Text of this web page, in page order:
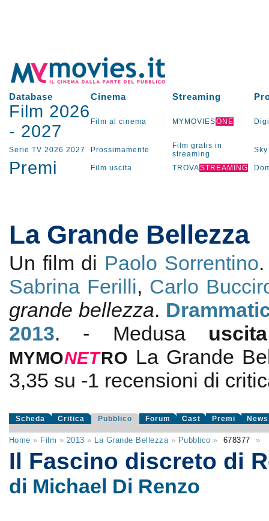
Database Cinema Streaming
Film 2026
- 2027 Film al cinema MYMOVIESONE
Serie TV 2026 2027 Prossimamente
Film gratis in
streaming
Sky
Premi Film uscita TROVASTREAMING
La Grande Bellezza
Un film di Paolo Sorrentino
Sabrina Ferilli, Carlo
grande bellezza.
2013. - Medusa
MYMONETRO La Grande
3,35 su -1 recensioni di
Scheda Critica Pubblico Forum Cast Premi News
Home » Film » 2013 » La Grande Bellezza» Pubblico » 678377 »
Il Fascino discreto di
di Michael Di Renzo